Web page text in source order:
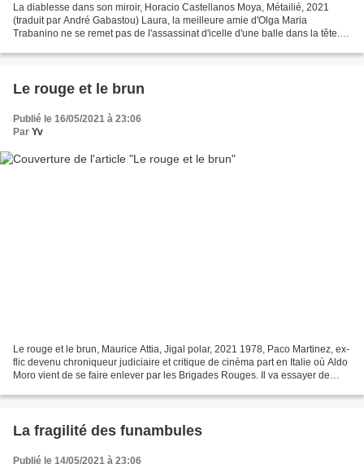
La diablesse dans son miroir, Horacio Castellanos Moya, Métailié, 2021
(traduit par André Gabastou) Laura, la meilleure amie d'Olga Maria
Trabanino ne se remet pas de l'assassinat d'icelle d'une balle dans la tête.
Le rouge et le brun
Publié le 16/05/2021 à 23:06
Par Yv
Le rouge et le brun, Maurice Attia, Jigal polar, 2021 1978, Paco Martinez, ex-
flic devenu chroniqueur judiciaire et critique de cinéma part en Italie où Aldo
Moro vient de se faire enlever par les Brigades Rouges. Il va essayer de
La fragilité des funambules
Publié le 14/05/2021 à 23:06